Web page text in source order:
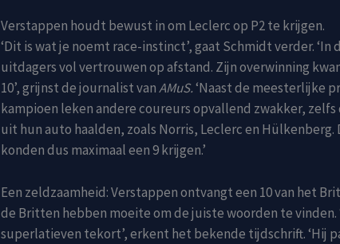
Verstappen houdt bewust in om Leclerc op P2 te krijgen.
‘Dit is wat je noemt race-instinct’, gaat Schmidt verder. ‘In
uitdagers vol vertrouwen op afstand. Zijn overwinning
10’, grijnst de journalist vanAMuS.‘Naast de meesterlijke
kampioen leken andere coureurs opvallend zwakker,
uit hun auto haalden, zoals Norris, Leclerc en Hülkenberg.
konden dus maximaal een 9 krijgen.’
Een zeldzaamheid: Verstappen ontvangt een 10 van het
de Britten hebben moeite om de juiste woorden te vinden.
superlatieven tekort’, erkent het bekende tijdschrift. ‘Hij